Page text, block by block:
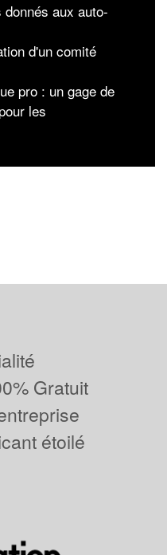
aux auto-
d'un comité
pro : un gage de
les
Gratuit
étoilé